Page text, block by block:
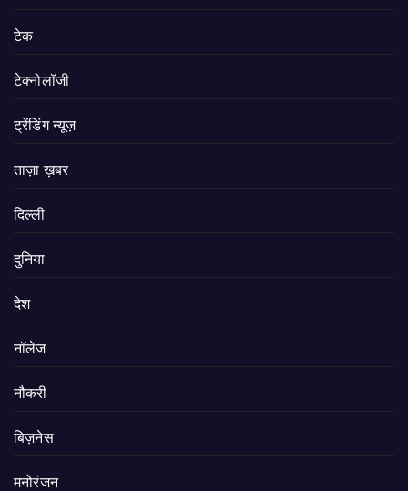
टेक
टेक्नोलॉजी
ट्रेंडिंग न्यूज़
ताज़ा ख़बर
दिल्ली
दुनिया
देश
नॉलेज
नौकरी
बिज़नेस
मनोरंजन